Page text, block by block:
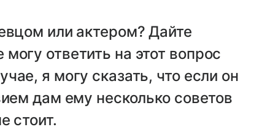
или актером? Дайте
ответить на этот вопрос
я могу сказать, что если он
дам ему несколько советов
стоит.